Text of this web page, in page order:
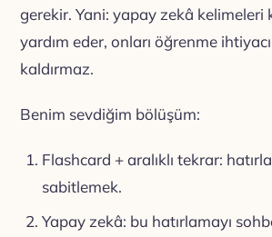
gerekir. Yani: yapay zekâ kelimeleri
yardım eder, onları öğrenme
kaldırmaz.
Benim sevdiğim bölüşüm:
Flashcard + aralıklı tekrar:
sabitlemek.
Yapay zekâ: bu hatırlamayı